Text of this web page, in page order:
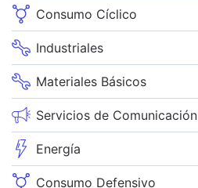
Consumo Cíclico
Industriales
Materiales Básicos
Servicios de Comunicación
Energía
Consumo Defensivo